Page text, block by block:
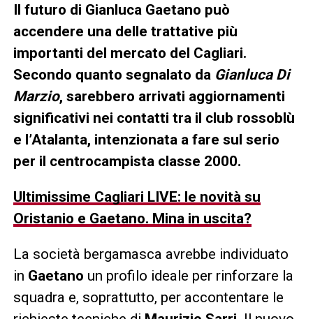
Il futuro di Gianluca Gaetano può
accendere una delle trattative più
importanti del mercato del Cagliari.
Secondo quanto segnalato da Gianluca Di
Marzio, sarebbero arrivati aggiornamenti
significativi nei contatti tra il club rossoblù
e l’Atalanta, intenzionata a fare sul serio
per il centrocampista classe 2000.
Ultimissime Cagliari LIVE: le novità su
Oristanio e Gaetano. Mina in uscita?
La società bergamasca avrebbe individuato
in Gaetano un profilo ideale per rinforzare la
squadra e, soprattutto, per accontentare le